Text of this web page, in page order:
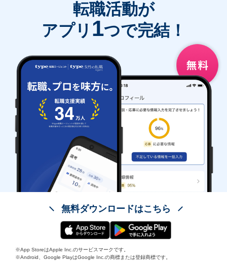
転職活動が
アプリ 1つで完結！
無料ダウンロードはこちら
※App StoreはApple Inc.のサービスマークです。
※Android、Google PlayはGoogle Inc.の商標または登録商標です。